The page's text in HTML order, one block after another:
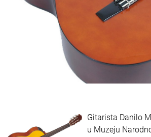
Gitarista Danilo
u Muzeju